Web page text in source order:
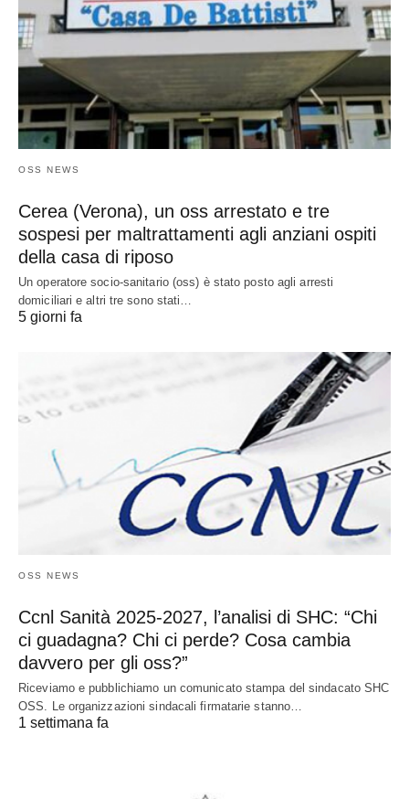
OSS NEWS
Cerea (Verona), un oss arrestato e tre
sospesi per maltrattamenti agli anziani ospiti
della casa di riposo
Un operatore socio-sanitario (oss) è stato posto agli arresti
domiciliari e altri tre sono stati…
5 giorni fa
OSS NEWS
Ccnl Sanità 2025-2027, l’analisi di SHC: “Chi
ci guadagna? Chi ci perde? Cosa cambia
davvero per gli oss?”
Riceviamo e pubblichiamo un comunicato stampa del sindacato SHC
OSS. Le organizzazioni sindacali firmatarie stanno…
1 settimana fa